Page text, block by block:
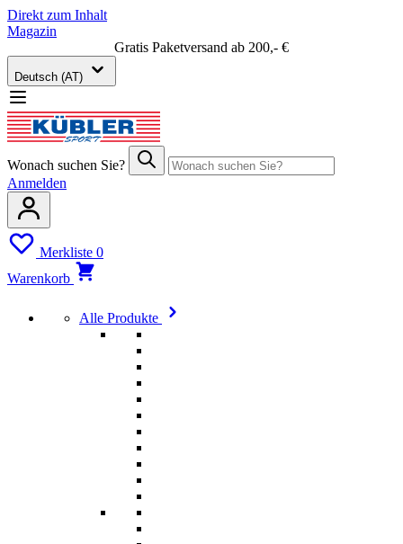
Direkt zum Inhalt
Magazin
Gratis Paketversand ab 200,- €
Deutsch (AT)
Wonach suchen Sie?
Anmelden
Merkliste 0
Warenkorb
Alle Produkte